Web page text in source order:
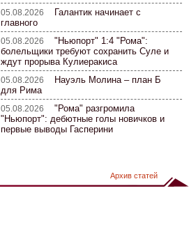
05.08.2026
Галантик начинает с
главного
05.08.2026 "Ньюпорт" 1:4 "Рома":
болельщики требуют сохранить Суле и
ждут прорыва Кулиеракиса
05.08.2026
Науэль Молина – план Б
для Рима
05.08.2026 "Рома" разгромила
"Ньюпорт": дебютные голы новичков и
первые выводы Гасперини
Архив статей